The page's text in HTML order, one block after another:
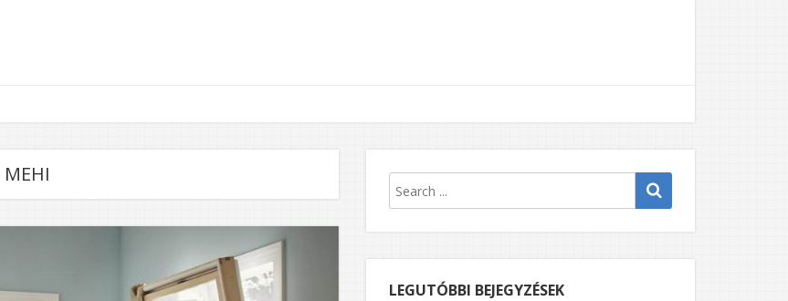
MEHI
LEGUTÓBBI BEJEGYZÉSEK